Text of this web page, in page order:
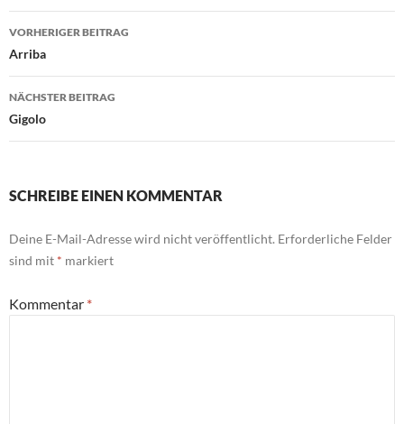
Beitragsnavigation
VORHERIGER BEITRAG
Arriba
NÄCHSTER BEITRAG
Gigolo
SCHREIBE EINEN KOMMENTAR
Deine E-Mail-Adresse wird nicht veröffentlicht. Erforderliche Felder
sind mit * markiert
Kommentar *